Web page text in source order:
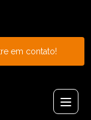
em contato!